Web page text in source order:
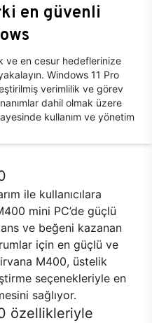
en güvenli
ve en cesur hedeflerinize
Windows 11 Pro
verimlilik ve görev
dahil olmak üzere
kullanım ve yönetim
ile kullanıcılara
mini PC’de güçlü
ve beğeni kazanan
için en güçlü ve
M400, üstelik
seçenekleriyle en
sağlıyor.
özellikleriyle